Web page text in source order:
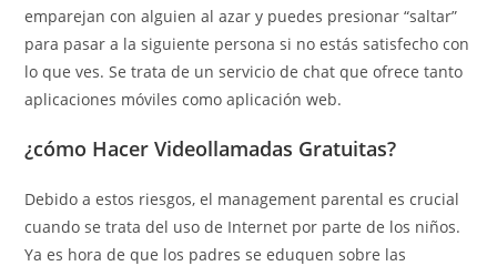
emparejan con alguien al azar y puedes presionar “saltar”
para pasar a la siguiente persona si no estás satisfecho con
lo que ves. Se trata de un servicio de chat que ofrece tanto
aplicaciones móviles como aplicación web.
¿cómo Hacer Videollamadas Gratuitas?
Debido a estos riesgos, el management parental es crucial
cuando se trata del uso de Internet por parte de los niños.
Ya es hora de que los padres se eduquen sobre las